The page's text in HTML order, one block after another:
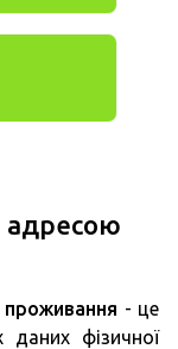
адресою
проживання - це
даних фізичної